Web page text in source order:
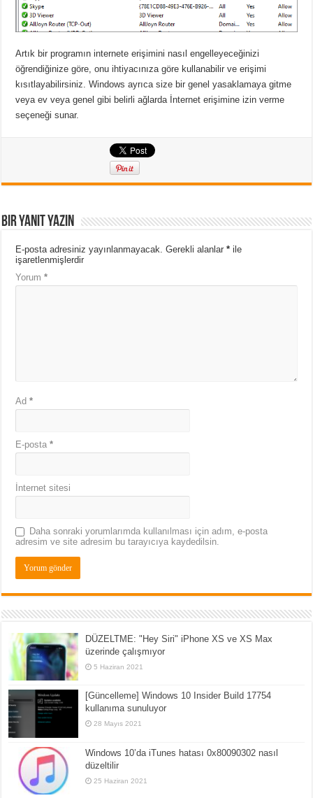
Artık bir programın internete erişimini nasıl engelleyeceğinizi
öğrendiğinize göre, onu ihtiyacınıza göre kullanabilir ve erişimi
kısıtlayabilirsiniz. Windows ayrıca size bir genel yasaklamaya gitme
veya ev veya genel gibi belirli ağlarda İnternet erişimine izin verme
seçeneği sunar.
Bir yanıt yazın
E-posta adresiniz yayınlanmayacak. Gerekli alanlar* ile
işaretlenmişlerdir
Yorum*
Ad*
E-posta*
İnternet sitesi
Daha sonraki yorumlarımda kullanılması için adım, e-posta
adresim ve site adresim bu tarayıcıya kaydedilsin.
DÜZELTME: "Hey Siri" iPhone XS ve XS Max
üzerinde çalışmıyor
5 Haziran 2021
[Güncelleme] Windows 10 Insider Build 17754
kullanıma sunuluyor
28 Mayıs 2021
Windows 10’da iTunes hatası 0x80090302 nasıl
düzeltilir
25 Haziran 2021